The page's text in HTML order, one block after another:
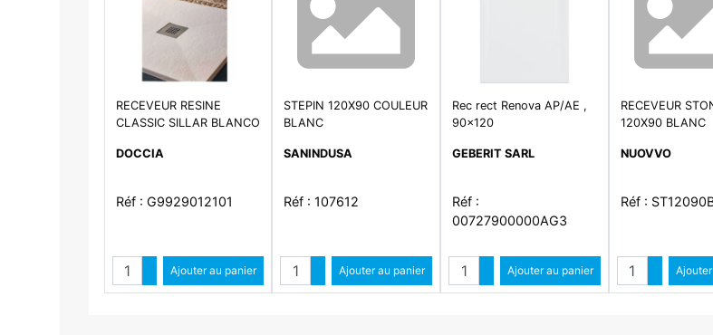
RECEVEUR RESINE
CLASSIC SILLAR BLANCO
DOCCIA
Réf : G9929012101
QuantitéAugmenter quantité
Diminuer quantité
Ajouter au panier
STEPIN 120X90 COULEUR
BLANC
SANINDUSA
Réf : 107612
QuantitéAugmenter quantité
Diminuer quantité
Ajouter au panier
Rec rect Renova AP/AE ,
90x120
GEBERIT SARL
Réf :
00727900000AG3
QuantitéAugmenter quantité
Diminuer quantité
Ajouter au panier
RECEVEUR
120X90 BLANC
NUOVVO
Réf :
Quantité